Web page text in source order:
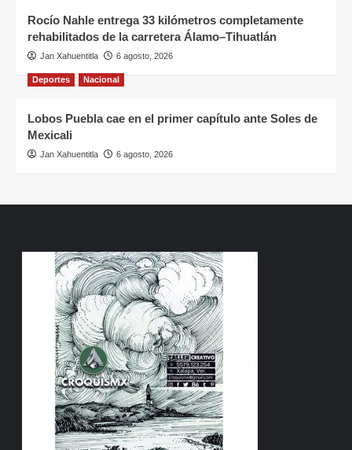
Rocío Nahle entrega 33 kilómetros completamente
rehabilitados de la carretera Álamo–Tihuatlán
Jan Xahuentitla 6 agosto, 2026
Deportes Nacional
Lobos Puebla cae en el primer capítulo ante Soles de
Mexicali
Jan Xahuentitla 6 agosto, 2026